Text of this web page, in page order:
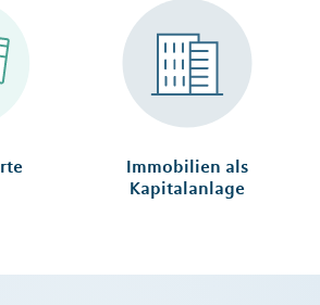
Immobilien als
Kapitalanlage